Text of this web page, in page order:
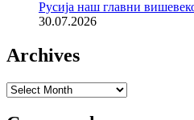
Русија наш главни
30.07.2026
Archives
Archives